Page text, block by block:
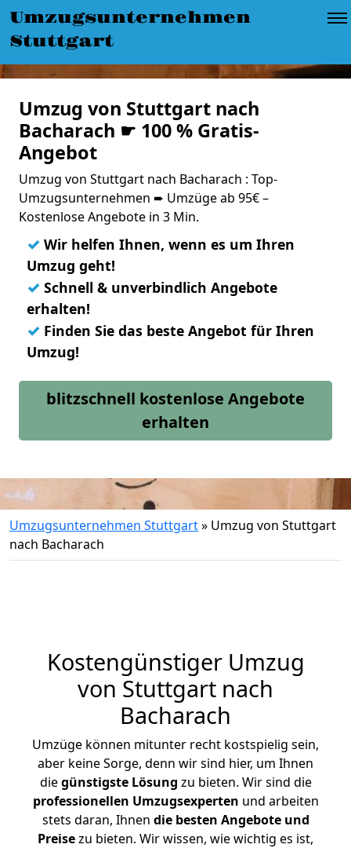
Umzugsunternehmen
Stuttgart
Umzug von Stuttgart nach
Bacharach ☛ 100 % Gratis-
Angebot
Umzug von Stuttgart nach Bacharach : Top-
Umzugsunternehmen ➨ Umzüge ab 95€ –
Kostenlose Angebote in 3 Min.
✓ Wir helfen Ihnen, wenn es um Ihren
Umzug geht!
✓ Schnell & unverbindlich Angebote
erhalten!
✓ Finden Sie das beste Angebot für Ihren
Umzug!
blitzschnell kostenlose Angebote
erhalten
Umzugsunternehmen Stuttgart» Umzug von Stuttgart
nach Bacharach
Kostengünstiger Umzug
von Stuttgart nach
Bacharach
Umzüge können mitunter recht kostspielig sein,
aber keine Sorge, denn wir sind hier, um Ihnen
diegünstigste Lösung zu bieten. Wir sind die
professionellen Umzugsexperten und arbeiten
stets daran, Ihnen die besten Angebote und
Preisezu bieten. Wir wissen, wie wichtig es ist,